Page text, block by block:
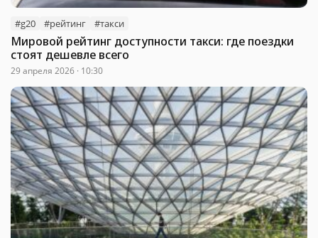
#g20 #рейтинг #такси
Мировой рейтинг доступности такси: где поездки
стоят дешевле всего
29 апреля 2026 · 10:30